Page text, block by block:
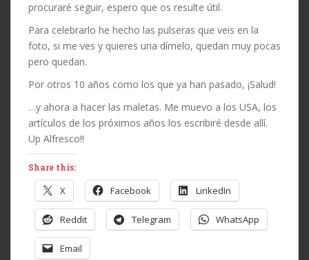
procuraré seguir, espero que os resulte útil.
Para celebrarlo he hecho las pulseras que veis en la
foto, si me ves y quieres una dímelo, quedan muy pocas
pero quedan.
Por otros 10 años como los que ya han pasado, ¡Salud!
…y ahora a hacer las maletas. Me muevo a los USA, los
artículos de los próximos años los escribiré desde allí.
Up Alfresco!!
Share this:
X Facebook LinkedIn
Reddit Telegram WhatsApp
Email